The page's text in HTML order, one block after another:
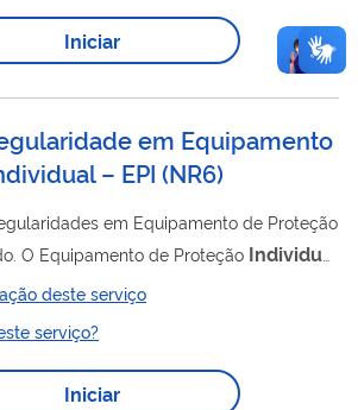
Iniciar
em Equipamento
– EPI (NR6)
em Equipamento de Proteção
adquirido. O Equipamento de Proteção Individual
de riscos suscetíveis de ameaçar a
no trabalho, só poderá ser posto à venda
do Certificado de Aprovação – CA.
pessoa física ou jurídica, ou qualquer
irregularidade no EPI adquirido,
deste serviço
serviço?
Iniciar